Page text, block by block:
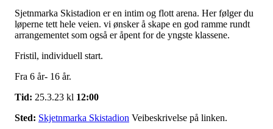
Sjetnmarka Skistadion er en intim og flott arena. Her følger du
løperne tett hele veien. vi ønsker å skape en god ramme rundt
arrangementet som også er åpent for de yngste klassene.
Fristil, individuell start.
Fra 6 år- 16 år.
Tid: 25.3.23 kl 12:00
Sted: Skjetnmarka Skistadion Veibeskrivelse på linken.